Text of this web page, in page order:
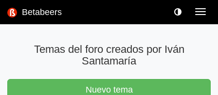
Betabeers
Temas del foro creados por Iván
Santamaría
Nuevo tema